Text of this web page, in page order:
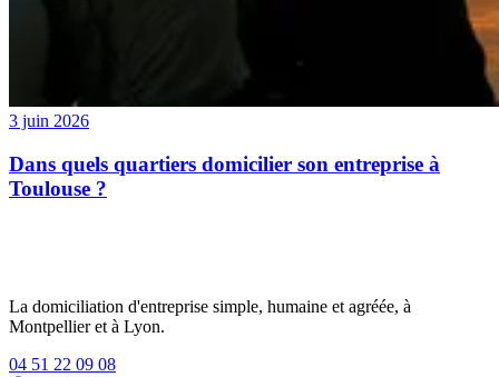
3 juin 2026
Dans quels quartiers domicilier son entreprise à
Toulouse ?
La domiciliation d'entreprise simple, humaine et agréée, à
Montpellier et à Lyon.
04 51 22 09 08